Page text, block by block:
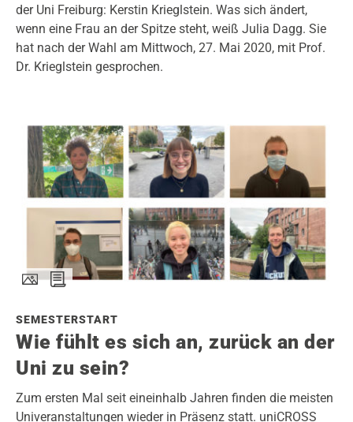
der Uni Freiburg: Kerstin Krieglstein. Was sich ändert,
wenn eine Frau an der Spitze steht, weiß Julia Dagg. Sie
hat nach der Wahl am Mittwoch, 27. Mai 2020, mit Prof.
Dr. Krieglstein gesprochen.
SEMESTERSTART
Wie fühlt es sich an, zurück an der
Uni zu sein?
Zum ersten Mal seit eineinhalb Jahren finden die meisten
Univeranstaltungen wieder in Präsenz statt. uniCROSS